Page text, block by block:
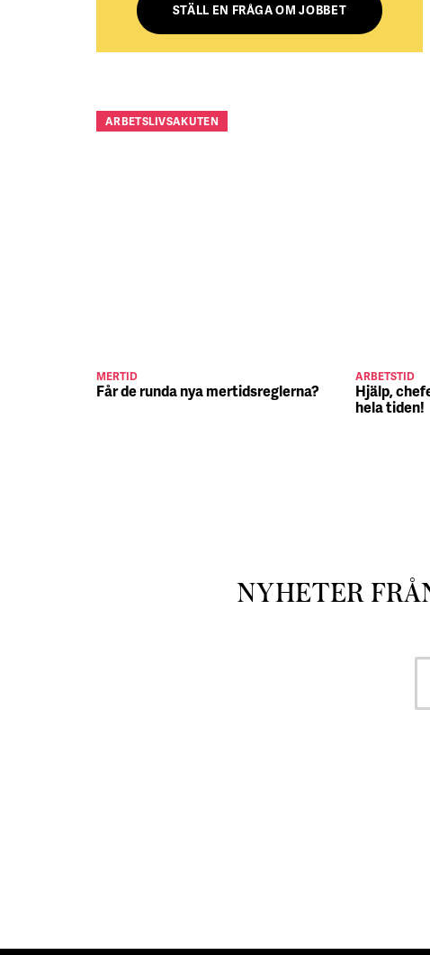
STÄLL EN FRÅGA OM JOBBET
ARBETSLIVSAKUTEN
MERTID
Får de runda nya mertidsreglerna?
ARBETSTID
Hjälp,
hela tiden!
NYHETER